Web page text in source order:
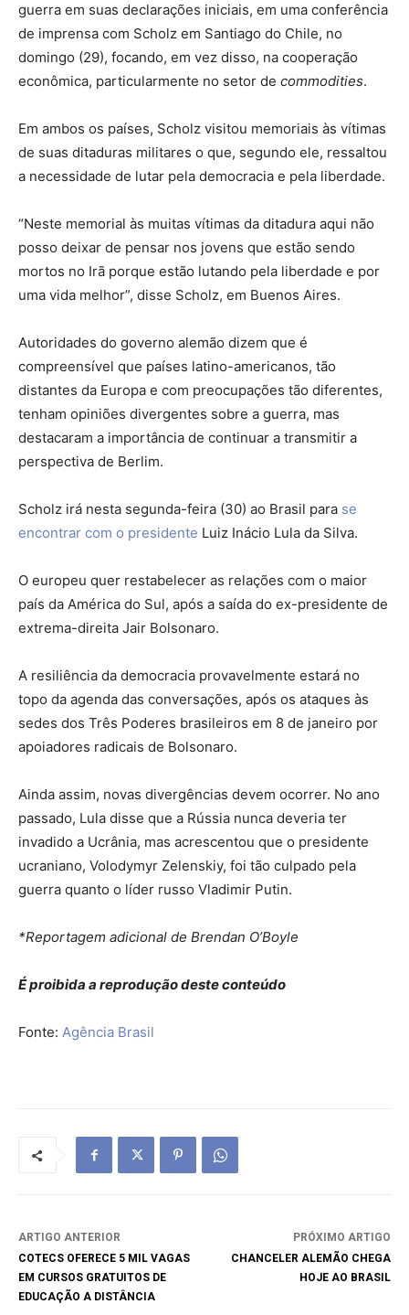
guerra em suas declarações iniciais, em uma conferência
de imprensa com Scholz em Santiago do Chile, no
domingo (29), focando, em vez disso, na cooperação
econômica, particularmente no setor de commodities.
Em ambos os países, Scholz visitou memoriais às vítimas
de suas ditaduras militares o que, segundo ele, ressaltou
a necessidade de lutar pela democracia e pela liberdade.
“Neste memorial às muitas vítimas da ditadura aqui não
posso deixar de pensar nos jovens que estão sendo
mortos no Irã porque estão lutando pela liberdade e por
uma vida melhor”, disse Scholz, em Buenos Aires.
Autoridades do governo alemão dizem que é
compreensível que países latino-americanos, tão
distantes da Europa e com preocupações tão diferentes,
tenham opiniões divergentes sobre a guerra, mas
destacaram a importância de continuar a transmitir a
perspectiva de Berlim.
Scholz irá nesta segunda-feira (30) ao Brasil para se
encontrar com o presidente Luiz Inácio Lula da Silva.
O europeu quer restabelecer as relações com o maior
país da América do Sul, após a saída do ex-presidente de
extrema-direita Jair Bolsonaro.
A resiliência da democracia provavelmente estará no
topo da agenda das conversações, após os ataques às
sedes dos Três Poderes brasileiros em 8 de janeiro por
apoiadores radicais de Bolsonaro.
Ainda assim, novas divergências devem ocorrer. No ano
passado, Lula disse que a Rússia nunca deveria ter
invadido a Ucrânia, mas acrescentou que o presidente
ucraniano, Volodymyr Zelenskiy, foi tão culpado pela
guerra quanto o líder russo Vladimir Putin.
*Reportagem adicional de Brendan O’Boyle
É proibida a reprodução deste conteúdo
Fonte: Agência Brasil
ARTIGO ANTERIOR
COTECS OFERECE 5 MIL VAGAS
EM CURSOS GRATUITOS DE
EDUCAÇÃO A DISTÂNCIA
PRÓXIMO ARTIGO
CHANCELER ALEMÃO CHEGA
HOJE AO BRASIL